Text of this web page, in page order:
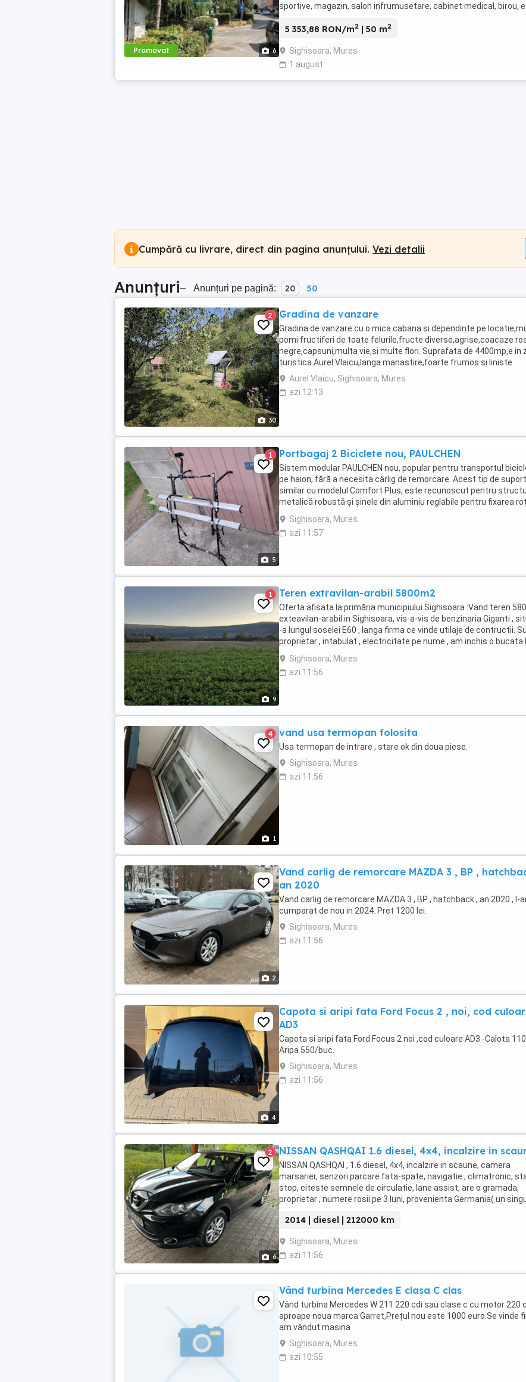
Promovat 6
sportive, magazin, salon infrumusetare, cabinet medical, birou,
5 353,88 RON/m2 | 50 m2
Sighisoara, Mures
1 august
Cumpără cu livrare, direct din pagina anunțului. Vezi detalii
Anunțuri– Anunțuri pe pagină: 20 50
30
2 Gradina de vanzare
Gradina de vanzare cu o mica cabana si dependinte pe
pomi fructiferi de toate felurile,fructe diverse,agrise,coacaze
negre,capsuni,multa vie,si multe flori. Suprafata de 4400mp,e in
turistica Aurel Vlaicu,langa manastire,foarte frumos si liniste.
Aurel Vlaicu, Sighisoara, Mures
azi 12:13
5
1 Portbagaj 2 Biciclete nou, PAULCHEN
Sistem modular PAULCHEN nou, popular pentru transportul
pe haion, fără a necesita cârlig de remorcare. Acest tip de
similar cu modelul Comfort Plus, este recunoscut pentru
metalică robustă și șinele din aluminiu reglabile pentru fixarea
Capacitate: Modelul ...
Sighisoara, Mures
azi 11:57
9
1 Teren extravilan-arabil 5800m2
Oferta afisata la primăria municipiului Sighisoara :Vand teren
exteavilan-arabil in Sighisoara, vis-a-vis de benzinaria Giganti ,
-a lungul soselei E60 , langa firma ce vinde utilaje de contructii.
proprietar , intabulat , electricitate pe nume , am inchis o bucata
drum cu gard ...
Sighisoara, Mures
azi 11:56
1
4 vand usa termopan folosita
Usa termopan de intrare , stare ok din doua piese.
Sighisoara, Mures
azi 11:56
2
Vand carlig de remorcare MAZDA 3 , BP ,
an 2020
Vand carlig de remorcare MAZDA 3 , BP , hatchback , an 2020 , l-
cumparat de nou in 2024. Pret 1200 lei.
Sighisoara, Mures
azi 11:56
4
Capota si aripi fata Ford Focus 2 , noi, cod
AD3
Capota si aripi fata Ford Focus 2 noi ,cod culoare AD3 -Calota
Aripa 550/buc.
Sighisoara, Mures
azi 11:56
6
2 NISSAN QASHQAI 1.6 diesel, 4x4, incalzire in
NISSAN QASHQAI , 1.6 diesel, 4x4, incalzire in scaune, camera
marsarier, senzori parcare fata-spate, navigatie , climatronic,
stop, citeste semnele de circulatie, lane assist, are o gramada,
proprietar , numere rosii pe 3 luni, provenienta Germania( un
2014 | diesel | 212000 km
Sighisoara, Mures
azi 11:56
Vând turbina Mercedes E clasa C clas
Vând turbina Mercedes W 211 220 cdi sau clase c cu motor 220
aproape noua marca Garret,Prețul nou este 1000 euro.Se vinde
am vândut masina
Sighisoara, Mures
azi 10:55